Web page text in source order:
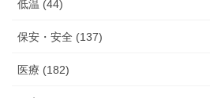
低温 (44)
保安・安全 (137)
医療 (182)